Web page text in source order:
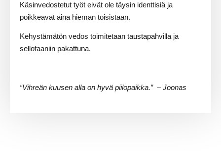
Käsinvedostetut työt eivät ole täysin identtisiä ja
poikkeavat aina hieman toisistaan.
Kehystämätön vedos toimitetaan taustapahvilla ja
sellofaaniin pakattuna.
“Vihreän kuusen alla on hyvä piilopaikka.” – Joonas